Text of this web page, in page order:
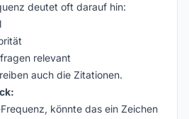
deutet oft darauf hin:
relevant
auch die Zitationen.
könnte das ein Zeichen